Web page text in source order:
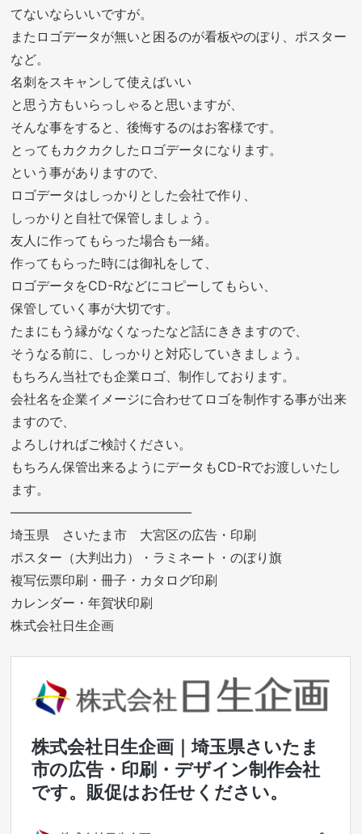
てないならいいですが。
またロゴデータが無いと困るのが看板やのぼり、ポスター
など。
名刺をスキャンして使えばいい
と思う方もいらっしゃると思いますが、
そんな事をすると、後悔するのはお客様です。
とってもカクカクしたロゴデータになります。
という事がありますので、
ロゴデータはしっかりとした会社で作り、
しっかりと自社で保管しましょう。
友人に作ってもらった場合も一緒。
作ってもらった時には御礼をして、
ロゴデータをCD-Rなどにコピーしてもらい、
保管していく事が大切です。
たまにもう縁がなくなったなど話にききますので、
そうなる前に、しっかりと対応していきましょう。
もちろん当社でも企業ロゴ、制作しております。
会社名を企業イメージに合わせてロゴを制作する事が出来
ますので、
よろしければご検討ください。
もちろん保管出来るようにデータもCD-Rでお渡しいたし
ます。
——————————————
埼玉県 さいたま市 大宮区の広告・印刷
ポスター（大判出力）・ラミネート・のぼり旗
複写伝票印刷・冊子・カタログ印刷
カレンダー・年賀状印刷
株式会社日生企画